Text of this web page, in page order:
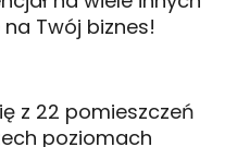
Twój biznes!
z 22 pomieszczeń
poziomach